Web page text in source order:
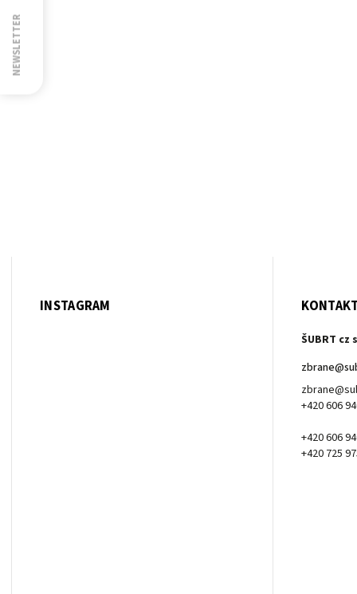
INSTAGRAM KONTAKT
ŠUBRT cz
zbrane@
+420 606
+420 606
+420 725
NEWSLETTER